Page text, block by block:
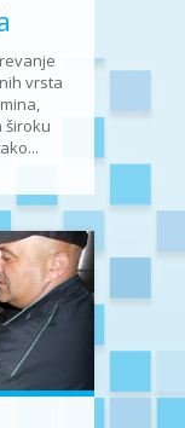
vrsta
široku